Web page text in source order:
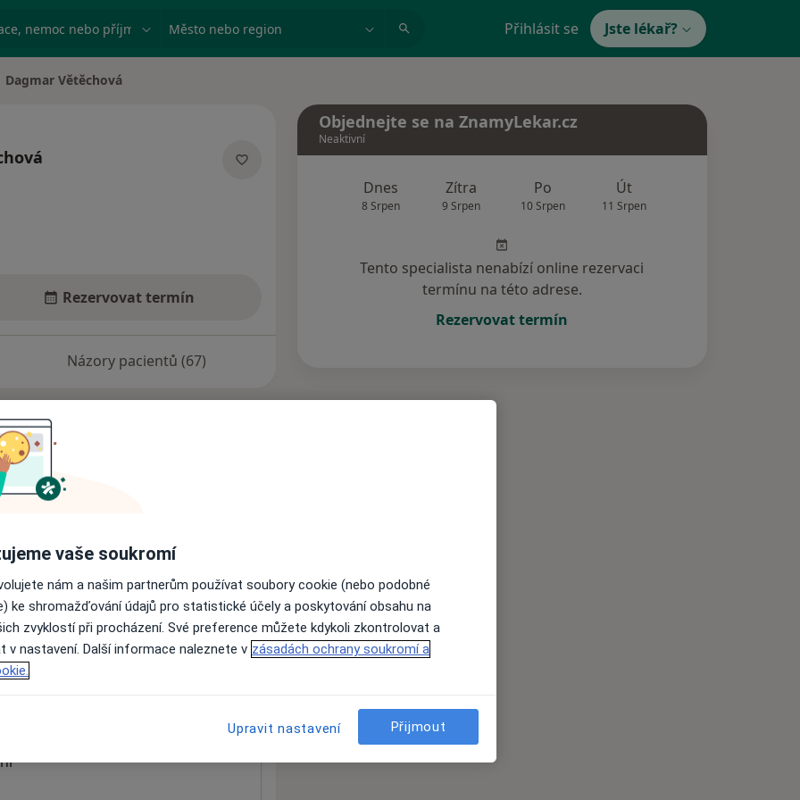
nemoc nebo příjmení Město nebo region Přihlásit se Jste lékař?
města
Dagmar Větěchová
Rezervovat termín
Názory pacientů (67)
nejsou k dispozici
informace o svých službách.
Objednejte se na ZnamyLekar.cz
Neaktivní
Dnes
8 Srpen
Zítra
9 Srpen
Po
10 Srpen
Út
11 Srpen
Tento specialista nenabízí online rezervaci
termínu na této adrese.
Rezervovat termín
vaše soukromí
nám a našim partnerům používat soubory cookie (nebo podobné
ke shromažďování údajů pro statistické účely a poskytování obsahu na
zvyklostí při procházení. Své preference můžete kdykoli zkontrolovat a
v nastavení. Další informace naleznete v zásadách ochrany soukromí a
Upravit nastavení Přijmout